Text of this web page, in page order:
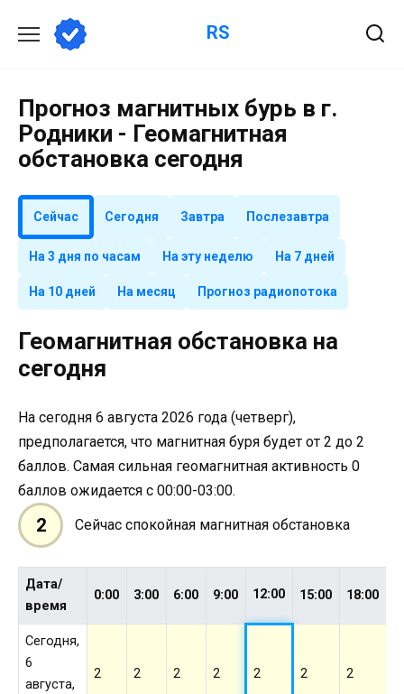
содержанию
RS
Прогноз магнитных бурь в г.
Родники - Геомагнитная
обстановка сегодня
Сейчас Сегодня Завтра Послезавтра
На 3 дня по часам На эту неделю На 7 дней
На 10 дней На месяц Прогноз радиопотока
Геомагнитная обстановка на
сегодня
На сегодня 6 августа 2026 года (четверг),
предполагается, что магнитная буря будет от 2 до 2
баллов. Самая сильная геомагнитная активность 0
баллов ожидается с 00:00-03:00.
2 Сейчас спокойная магнитная обстановка
Дата/
время
0:00 3:00 6:00 9:00 12:00 15:00 18:00
Сегодня,
6
августа,
2 2 2 2 2 2 2